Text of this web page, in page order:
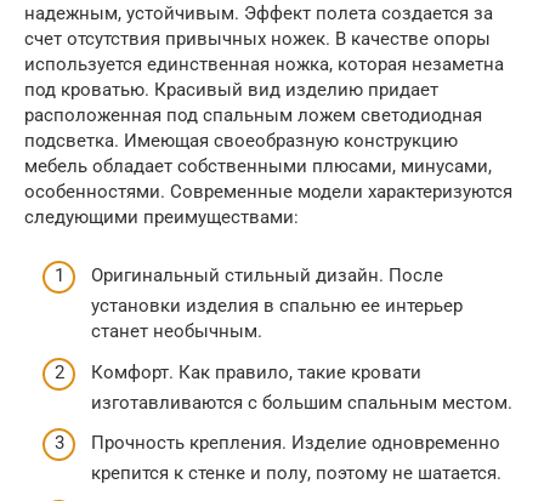
надежным, устойчивым. Эффект полета создается за
счет отсутствия привычных ножек. В качестве опоры
используется единственная ножка, которая незаметна
под кроватью. Красивый вид изделию придает
расположенная под спальным ложем светодиодная
подсветка. Имеющая своеобразную конструкцию
мебель обладает собственными плюсами, минусами,
особенностями. Современные модели характеризуются
следующими преимуществами:
Оригинальный стильный дизайн. После
установки изделия в спальню ее интерьер
станет необычным.
Комфорт. Как правило, такие кровати
изготавливаются с большим спальным местом.
Прочность крепления. Изделие одновременно
крепится к стенке и полу, поэтому не шатается.